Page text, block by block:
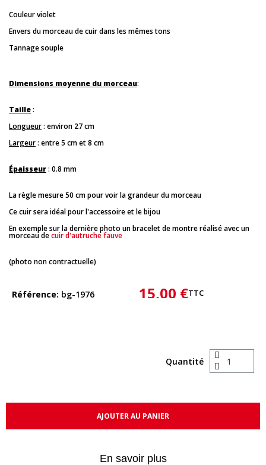
Couleur violet
Envers du morceau de cuir dans les mêmes tons
Tannage souple
Dimensions moyenne du morceau:
Taille:
Longueur: environ 27 cm
Largeur: entre 5 cm et 8 cm
Épaisseur: 0.8 mm
La règle mesure 50 cm pour voir la grandeur du morceau
Ce cuir sera idéal pour l'accessoire et le bijou
En exemple sur la dernière photo un bracelet de montre réalisé avec un
morceau decuir d'autruche fauve
(photo non contractuelle)
Référence bg-1976 15,00 €TTC
Quantité
AJOUTER AU PANIER
En savoir plus